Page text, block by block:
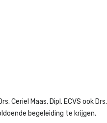
Ceriel Maas, Dipl. ECVS ook Drs.
begeleiding te krijgen.